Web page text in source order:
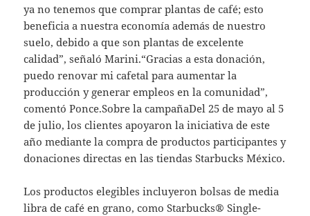
ya no tenemos que comprar plantas de café; esto
beneficia a nuestra economía además de nuestro
suelo, debido a que son plantas de excelente
calidad”, señaló Marini.“Gracias a esta donación,
puedo renovar mi cafetal para aumentar la
producción y generar empleos en la comunidad”,
comentó Ponce.Sobre la campañaDel 25 de mayo al 5
de julio, los clientes apoyaron la iniciativa de este
año mediante la compra de productos participantes y
donaciones directas en las tiendas Starbucks México.
Los productos elegibles incluyeron bolsas de media
libra de café en grano, como Starbucks® Single-